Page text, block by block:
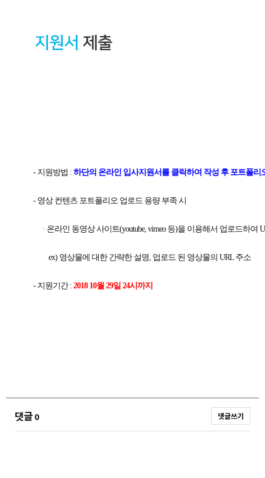
- 지원방법 : 하단의 온라인 입사지원서를 클릭하여 작성 후 포트폴
- 영상 컨텐츠 포트폴리오 업로드 용량 부족 시
· 온라인 동영상 사이트(youtube, vimeo 등)을 이용해서 업로드하여
ex) 영상물에 대한 간략한 설명, 업로드 된 영상물의 URL 주소
- 지원기간 : 2018 10월 29일 24시까지
댓글0 댓글쓰기